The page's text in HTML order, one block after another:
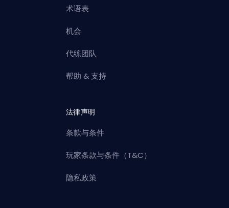
术语表
机会
代练团队
帮助 & 支持
法律声明
条款与条件
玩家条款与条件（T&C）
隐私政策